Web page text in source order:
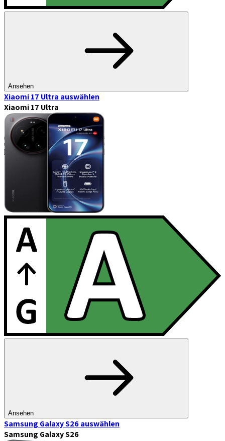
Ansehen
Xiaomi 17 Ultra auswählen
Xiaomi 17 Ultra
Ansehen
Samsung Galaxy S26auswählen
Samsung Galaxy S26